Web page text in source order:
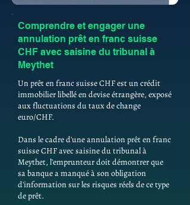
Comprendre et engager une
annulation prêt en franc suisse
CHF avec saisine du tribunal à
Meythet
Un prêt en franc suisse CHF est un crédit
immobilier libellé en devise étrangère, exposé
aux fluctuations du taux de change
euro/CHF.
Dans le cadre d'une annulation prêt en franc
suisse CHF avec saisine du tribunal à
Meythet, l'emprunteur doit démontrer que
sa banque a manqué à son obligation
d'information sur les risques réels de ce type
de prêt.